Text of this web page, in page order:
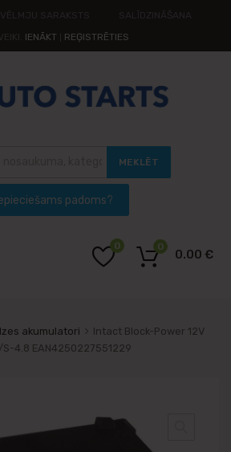
IENĀKT REĢISTRĒTIES
MEKLĒT
0
0.00 €
0
akumulatori
Intact Block-Power 12V
S-4.8 EAN4250227551229